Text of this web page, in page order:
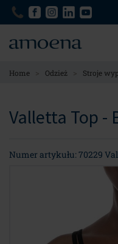
Skip
content
Skip
content
Home > Odzież > Stroje
Valletta Top -
Numer artykułu: 70229